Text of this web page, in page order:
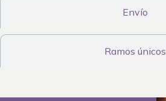
Envío
Ramos únicos